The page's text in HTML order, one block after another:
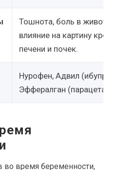
Тошнота, боль в животе,
влияние на картину
печени и почек.
Нурофен, Адвил
Эффералган
время беременности,